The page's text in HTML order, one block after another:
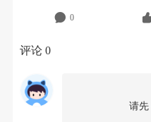
0
评论 0
请先